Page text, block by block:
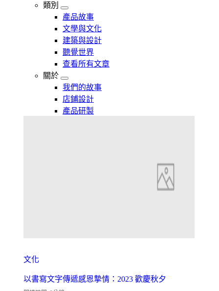
類別
產品故事
文學與文化
建築與設計
聽覺世界
查看所有文章
關於
我們的故事
店鋪設計
產品研製
文化
以書寫文字傳遞感恩摯情：2023 歡慶秋夕